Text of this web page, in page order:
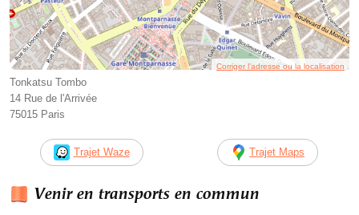
Corriger l’adresse ou la localisation
Tonkatsu Tombo
14 Rue de l'Arrivée
75015 Paris
Trajet Waze Trajet Maps
Venir en transports en commun